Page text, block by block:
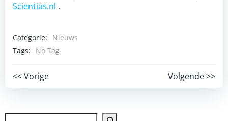
Scientias.nl .
Categorie:
Nieuws
Tags:
No Tag
Post
navigation
<< Vorige
Post
navigation
Volgende >>